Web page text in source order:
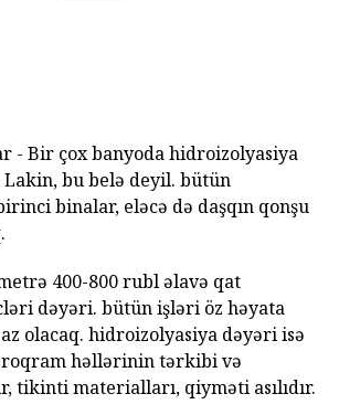
- Bir çox banyoda hidroizolyasiya
bu belə deyil. bütün
binalar, eləcə də daşqın qonşu
400-800 rubl əlavə qat
dəyəri. bütün işləri öz həyata
olacaq. hidroizolyasiya dəyəri isə
həllərinin tərkibi və
tikinti materialları, qiyməti asılıdır.